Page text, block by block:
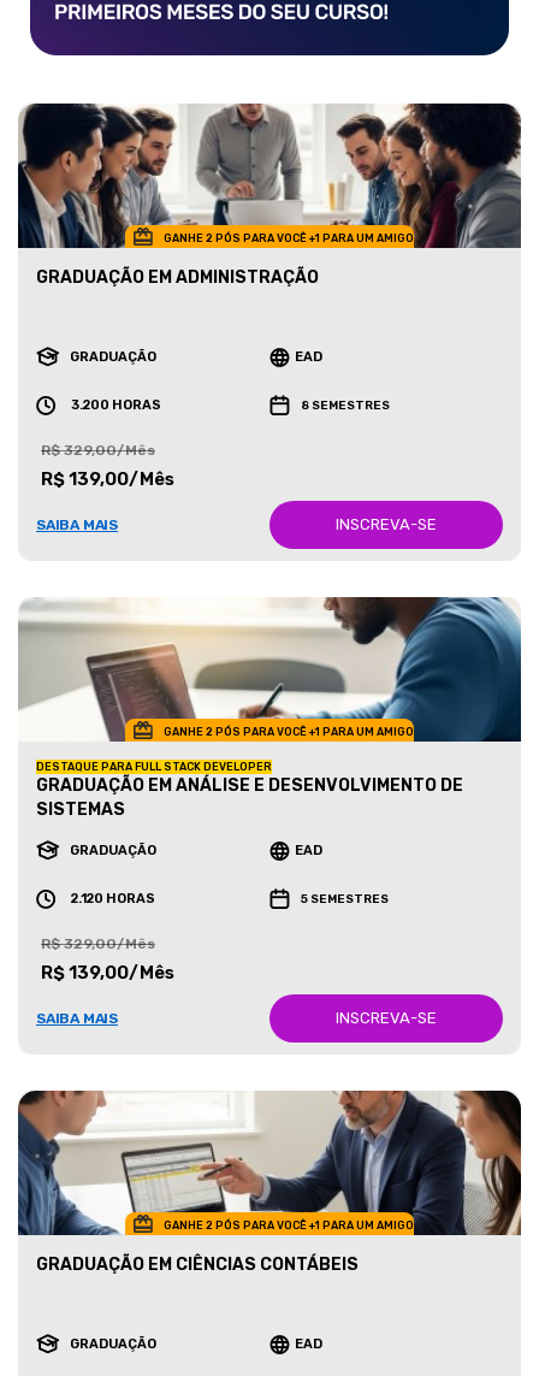
GANHE 2 PÓS PARA VOCÊ +1 PARA UM AMIGO
GRADUAÇÃO EM ADMINISTRAÇÃO
GRADUAÇÃO EAD
3.200 HORAS 8 SEMESTRES
R$ 329,00/Mês
R$ 139,00/Mês
SAIBA MAIS INSCREVA-SE
GANHE 2 PÓS PARA VOCÊ +1 PARA UM AMIGO
DESTAQUE PARA FULL STACK DEVELOPER
GRADUAÇÃO EM ANÁLISE E DESENVOLVIMENTO DE
SISTEMAS
GRADUAÇÃO EAD
2.120 HORAS 5 SEMESTRES
R$ 329,00/Mês
R$ 139,00/Mês
SAIBA MAIS INSCREVA-SE
GANHE 2 PÓS PARA VOCÊ +1 PARA UM AMIGO
GRADUAÇÃO EM CIÊNCIAS CONTÁBEIS
GRADUAÇÃO EAD